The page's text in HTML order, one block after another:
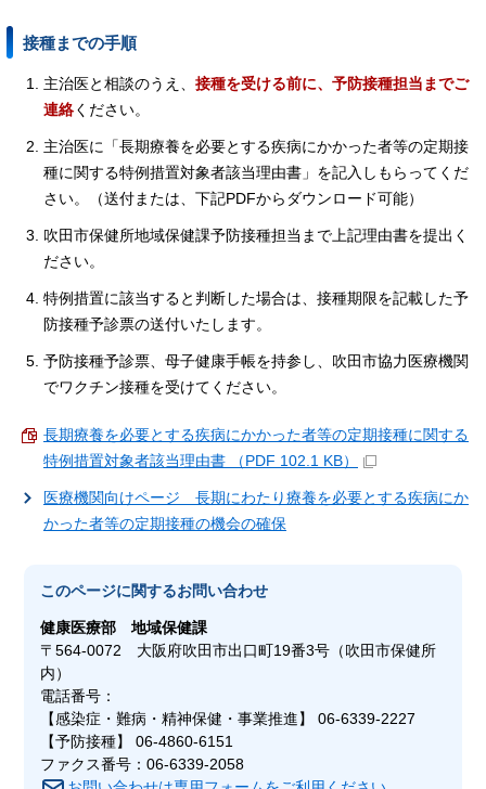
接種までの手順
主治医と相談のうえ、 接種を受ける前に、予防接種担当までご
連絡ください。
主治医に「長期療養を必要とする疾病にかかった者等の定期接
種に関する特例措置対象者該当理由書」を記入しもらってくだ
さい。（送付または、下記PDFからダウンロード可能）
吹田市保健所地域保健課予防接種担当まで上記理由書を提出く
ださい。
特例措置に該当すると判断した場合は、接種期限を記載した予
防接種予診票の送付いたします。
予防接種予診票、母子健康手帳を持参し、吹田市協力医療機関
でワクチン接種を受けてください。
長期療養を必要とする疾病にかかった者等の定期接種に関する
特例措置対象者該当理由書 （PDF 102.1 KB）
医療機関向けページ 長期にわたり療養を必要とする疾病にか
かった者等の定期接種の機会の確保
このページに関するお問い合わせ
健康医療部地域保健課
〒564-0072 大阪府吹田市出口町19番3号（吹田市保健所
内）
電話番号：
【感染症・難病・精神保健・事業推進】 06-6339-2227
【予防接種】 06-4860-6151
ファクス番号：06-6339-2058